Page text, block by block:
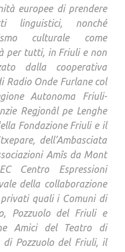
europee di prendere
linguistici, nonché
culturale come
per tutti, in Friuli e non
dalla cooperativa
Radio Onde Furlane col
Autonoma Friuli-
Regjonâl pe Lenghe
Fondazione Friuli e il
dell’Ambasciata
Amîs da Mont
Centro Espressioni
della collaborazione
quali i Comuni di
Pozzuolo del Friuli e
Amici del Teatro di
di Pozzuolo del Friuli, il